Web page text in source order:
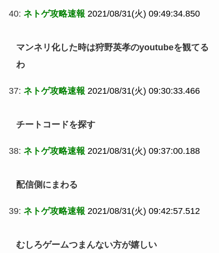
40: ネトゲ攻略速報 2021/08/31(火) 09:49:34.850
マンネリ化した時は狩野英孝のyoutubeを観てる
わ
37: ネトゲ攻略速報 2021/08/31(火) 09:30:33.466
チートコードを探す
38: ネトゲ攻略速報 2021/08/31(火) 09:37:00.188
配信側にまわる
39: ネトゲ攻略速報 2021/08/31(火) 09:42:57.512
むしろゲームつまんない方が嬉しい